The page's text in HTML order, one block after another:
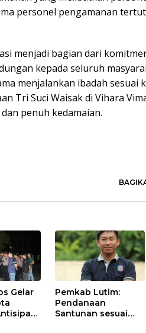
personel pengamanan
menjadi bagian dari
kepada seluruh
menjalankan ibadah sesuai
Tri Suci Waisak di Vihara
penuh kedamaian.
Gelar
Pemkab Lutim:
Pendanaan
Santunan sesuai